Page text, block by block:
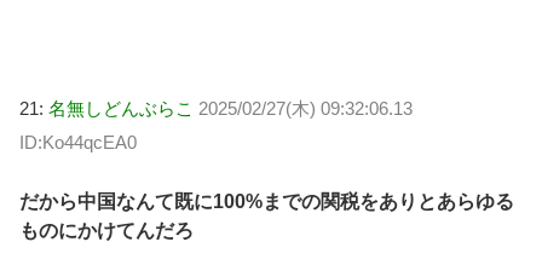
21: 名無しどんぶらこ 2025/02/27(木) 09:32:06.13
ID:Ko44qcEA0
だから中国なんて既に100%までの関税をありとあらゆる
ものにかけてんだろ